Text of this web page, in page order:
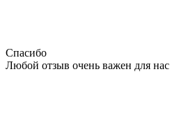
Спасибо
Любой отзыв очень важен для нас